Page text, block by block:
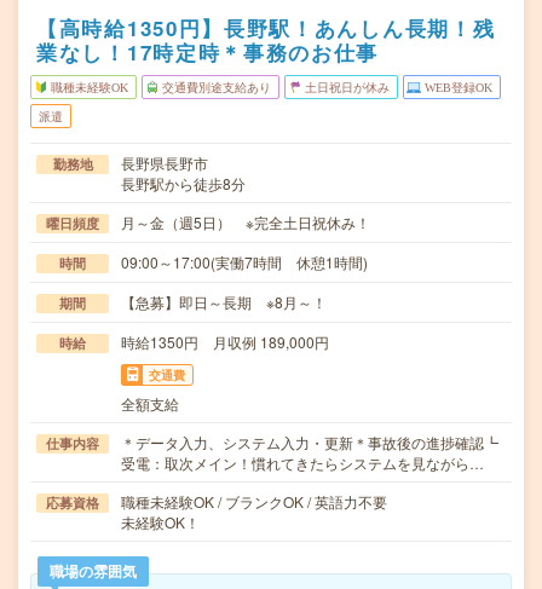
【高時給1350円】長野駅！あんしん長期！残
業なし！17時定時＊事務のお仕事
職種未経験OK 交通費別途支給あり 土日祝日が休み WEB登録OK
派遣
勤務地
長野県長野市
長野駅から徒歩8分
曜日頻度 月～金（週5日） ※完全土日祝休み！
時間 09:00～17:00(実働7時間 休憩1時間)
期間 【急募】即日～長期 ※8月～！
時給 時給1350円 月収例 189,000円
交通費
全額支給
仕事内容
＊データ入力、システム入力・更新＊事故後の進捗確認┗
受電：取次メイン！慣れてきたらシステムを見ながら…
応募資格
職種未経験OK / ブランクOK / 英語力不要
未経験OK！
職場の雰囲気